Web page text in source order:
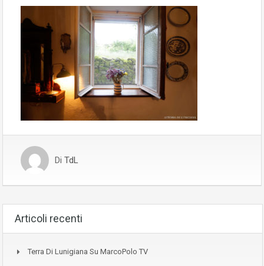
Di TdL
Articoli recenti
Terra Di Lunigiana Su MarcoPolo TV